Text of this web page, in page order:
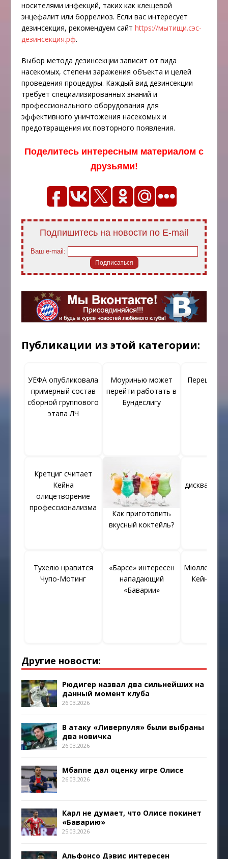
носителями инфекций, таких как клещевой
энцефалит или боррелиоз. Если вас интересует
дезинсекция, рекомендуем сайтhttps://мытищи.сэс-
дезинсекция.рф.
Выбор метода дезинсекции зависит от вида
насекомых, степени заражения объекта и целей
проведения процедуры. Каждый вид дезинсекции
требует специализированных знаний и
профессионального оборудования для
эффективного уничтожения насекомых и
предотвращения их повторного появления.
Поделитесь интересным материалом с
друзьями!
Подпишитесь на новости по E-mail
Ваш e-mail:
Публикации из этой категории:
УЕФА опубликовала
примерный состав
сборной группового
этапа ЛЧ
Моуринью может
перейти работать в
Бундеслигу
Перец в
Кретциг считает
Кейна
олицетворение
профессионализма
Как приготовить
вкусный коктейль?
Тухелю нравится
Чупо-Мотинг
«Барсе» интересен
нападающий
«Баварии»
Мюллер
Кейну с
Другие новости:
Рюдигер назвал два сильнейших на
данный момент клуба
26.03.2026
В атаку «Ливерпуля» были выбраны
два новичка
26.03.2026
Мбаппе дал оценку игре Олисе
26.03.2026
Карл не думает, что Олисе покинет
«Баварию»
25.03.2026
Альфонсо Дэвис интересен